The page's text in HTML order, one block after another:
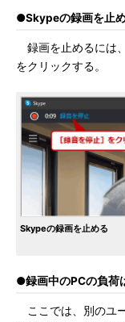
●Skypeの録画を止
録画を止めるには
をクリックする。
Skypeの録画を止める
●録画中のPCの負荷
ここでは、別のユ